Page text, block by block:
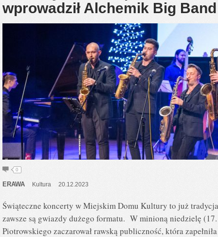
wprowadził Alchemik Big Band
0
ERAWA Kultura 20.12.2023
Świąteczne koncerty w Miejskim Domu Kultury to już
zawsze są gwiazdy dużego formatu. W minioną niedzielę
Piotrowskiego zaczarował rawską publiczność, która